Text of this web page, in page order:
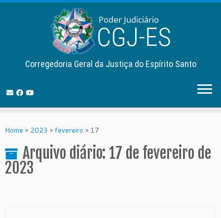
to
Corregedoria Geral da Justiça do Espírito Santo
Home » 2023 » fevereiro » 17
Arquivo diário: 17 de fevereiro de
2023